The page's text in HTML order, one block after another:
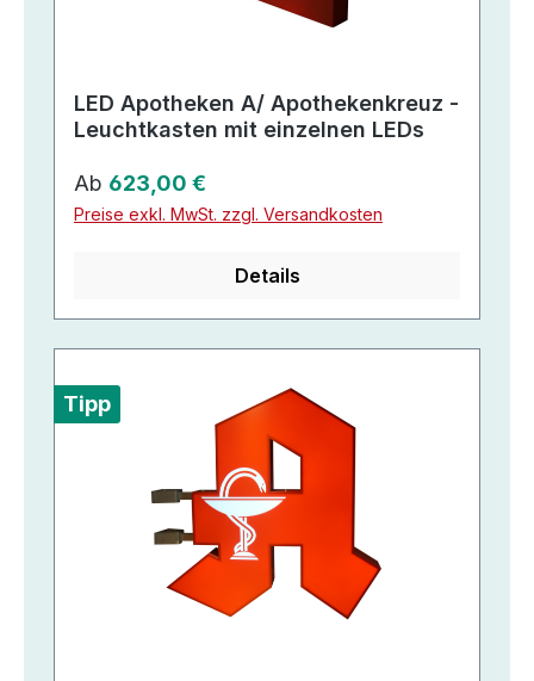
LED Apotheken A/ Apothekenkreuz -
Leuchtkasten mit einzelnen LEDs
Regulärer Preis:
Ab 623,00 €
Preise exkl. MwSt. zzgl. Versandkosten
Details
Tipp